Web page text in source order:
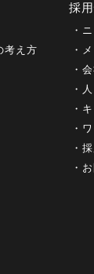
考え方
採